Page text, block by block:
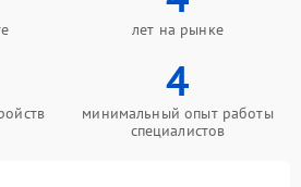
лет на рынке
4
минимальный опыт работы
специалистов